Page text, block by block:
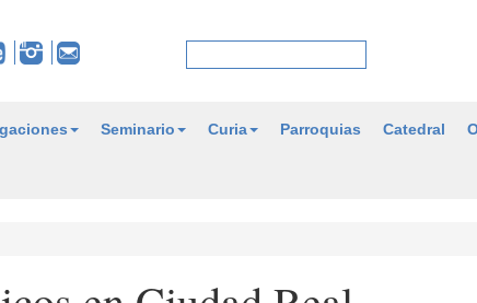
Seminario Curia Parroquias Catedral